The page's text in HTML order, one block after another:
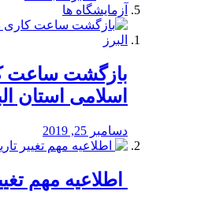
آزمایشگاه ها
بازگشت ساعت
اسلامی استان
دسامبر 25, 2019
اطلاعیه مهم